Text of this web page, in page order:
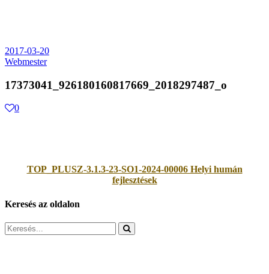
2017-03-20
Webmester
17373041_926180160817669_2018297487_o
0
TOP_PLUSZ-3.1.3-23-SO1-2024-00006 Helyi humán
fejlesztések
Keresés az oldalon
Search
for: